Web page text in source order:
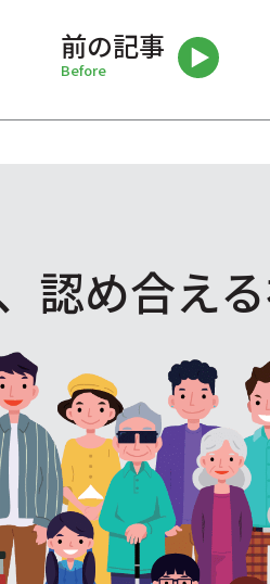
前の記事
Before
認め合える